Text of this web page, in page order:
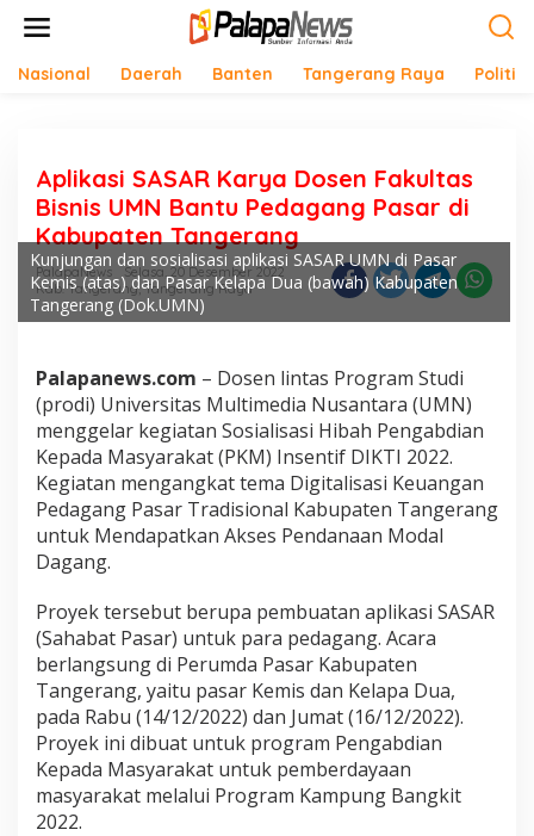
Nasional Daerah Banten Tangerang Raya Politik
Aplikasi SASAR Karya Dosen Fakultas
Bisnis UMN Bantu Pedagang Pasar di
Kabupaten Tangerang
PalapaNews
Selasa, 20 Desember 2022
Kab. Tangerang,Tangerang Raya
Kunjungan dan sosialisasi aplikasi SASAR UMN di Pasar
Kemis (atas) dan Pasar Kelapa Dua (bawah) Kabupaten
Tangerang (Dok.UMN)
Palapanews.com – Dosen lintas Program Studi
(prodi) Universitas Multimedia Nusantara (UMN)
menggelar kegiatan Sosialisasi Hibah Pengabdian
Kepada Masyarakat (PKM) Insentif DIKTI 2022.
Kegiatan mengangkat tema Digitalisasi Keuangan
Pedagang Pasar Tradisional Kabupaten Tangerang
untuk Mendapatkan Akses Pendanaan Modal
Dagang.
Proyek tersebut berupa pembuatan aplikasi SASAR
(Sahabat Pasar) untuk para pedagang. Acara
berlangsung di Perumda Pasar Kabupaten
Tangerang, yaitu pasar Kemis dan Kelapa Dua,
pada Rabu (14/12/2022) dan Jumat (16/12/2022).
Proyek ini dibuat untuk program Pengabdian
Kepada Masyarakat untuk pemberdayaan
masyarakat melalui Program Kampung Bangkit
2022.